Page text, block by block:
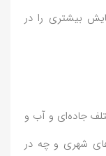
بیشتری را در
جاده‌ای و آب و
شهری و چه در